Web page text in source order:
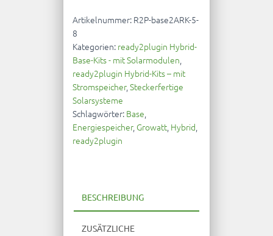
5,12kWh
Stromspeicher
3.000Watt
Notstromsteckdose
Menge
Artikelnummer: R2P-base2ARK-5-
8
Kategorien: ready2plugin Hybrid-
Base-Kits - mit Solarmodulen
ready2plugin Hybrid-Kits – mit
Stromspeicher, Steckerfertige
Solarsysteme
Schlagwörter: Base
Energiespeicher, Growatt Hybrid
ready2plugin
BESCHREIBUNG
ZUSÄTZLICHE